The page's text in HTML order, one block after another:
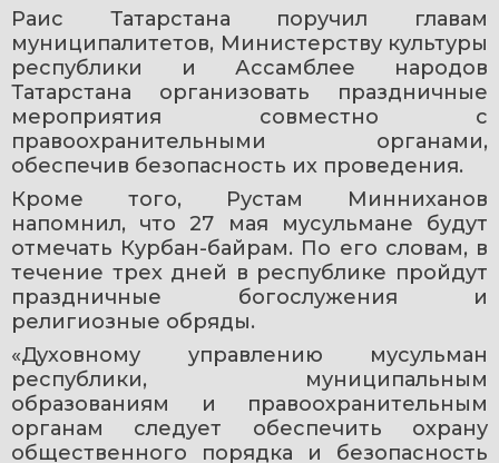
Раис Татарстана поручил главам
муниципалитетов, Министерству культуры
республики и Ассамблее народов
Татарстана организовать праздничные
мероприятия совместно с
правоохранительными органами,
обеспечив безопасность их проведения.
Кроме того, Рустам Минниханов
напомнил, что 27 мая мусульмане будут
отмечать Курбан-байрам. По его словам, в
течение трех дней в республике пройдут
праздничные богослужения и
религиозные обряды.
«Духовному управлению мусульман
республики, муниципальным
образованиям и правоохранительным
органам следует обеспечить охрану
общественного порядка и безопасность